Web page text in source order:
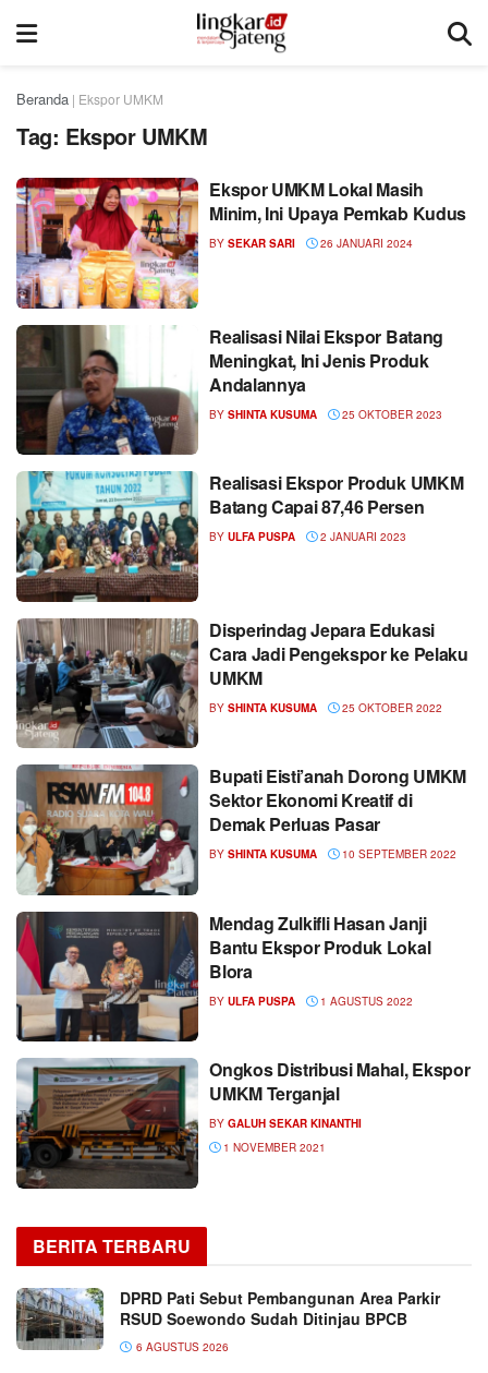
Beranda | Ekspor UMKM
Tag: Ekspor UMKM
Ekspor UMKM Lokal Masih
Minim, Ini Upaya Pemkab Kudus
BY SEKAR SARI 26 JANUARI 2024
Realisasi Nilai Ekspor Batang
Meningkat, Ini Jenis Produk
Andalannya
BY SHINTA KUSUMA 25 OKTOBER 2023
Realisasi Ekspor Produk UMKM
Batang Capai 87,46 Persen
BY ULFA PUSPA 2 JANUARI 2023
Disperindag Jepara Edukasi
Cara Jadi Pengekspor ke Pelaku
UMKM
BY SHINTA KUSUMA 25 OKTOBER 2022
Bupati Eisti’anah Dorong UMKM
Sektor Ekonomi Kreatif di
Demak Perluas Pasar
BY SHINTA KUSUMA 10 SEPTEMBER 2022
Mendag Zulkifli Hasan Janji
Bantu Ekspor Produk Lokal
Blora
BY ULFA PUSPA 1 AGUSTUS 2022
Ongkos Distribusi Mahal, Ekspor
UMKM Terganjal
BY GALUH SEKAR KINANTHI
1 NOVEMBER 2021
BERITA TERBARU
DPRD Pati Sebut Pembangunan Area Parkir
RSUD Soewondo Sudah Ditinjau BPCB
6 AGUSTUS 2026